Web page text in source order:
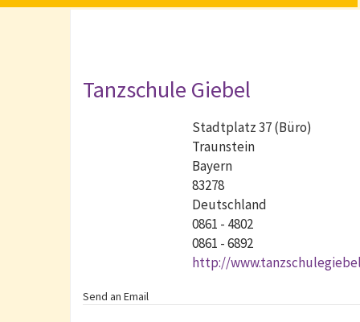
Tanzschule Giebel
Stadtplatz 37 (Büro)
Traunstein
Bayern
83278
Deutschland
0861 - 4802
0861 - 6892
http://
Send an Email